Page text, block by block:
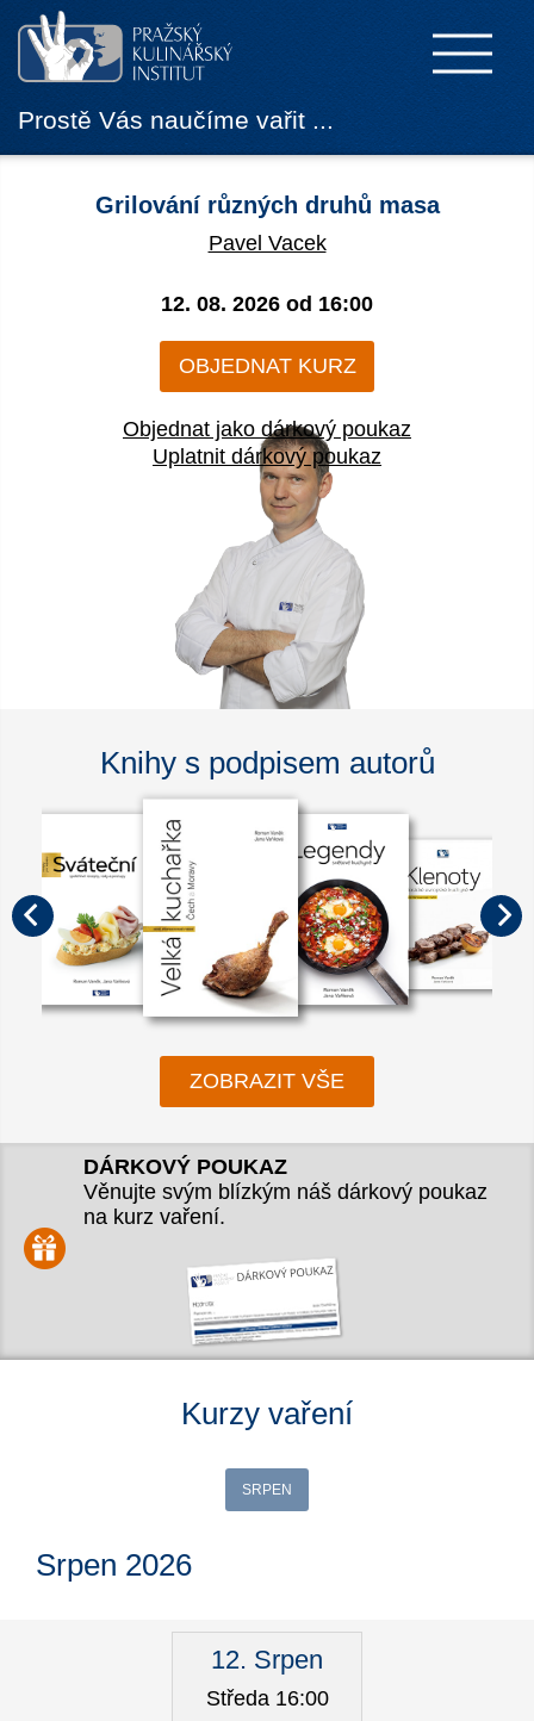
Prostě Vás naučíme vařit ...
Grilování různých druhů masa
Pavel Vacek
12. 08. 2026 od 16:00
OBJEDNAT KURZ
Objednat jako dárkový poukaz
Uplatnit dárkový poukaz
Knihy s podpisem autorů
ZOBRAZIT VŠE
DÁRKOVÝ POUKAZ
Věnujte svým blízkým náš dárkový poukaz
na kurz vaření.
Kurzy vaření
SRPEN
Srpen 2026
12. Srpen
Středa 16:00